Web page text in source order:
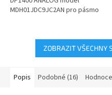
MDH01JDC9JC2AN pro pásmo
ZOBRAZIT VŠECHNY
Popis Podobné (16)